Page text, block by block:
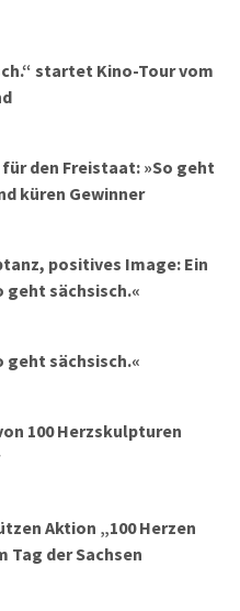
startet Kino-Tour vom
den Freistaat: »So geht
küren Gewinner
positives Image: Ein
geht sächsisch.«
geht sächsisch.«
100 Herzskulpturen
Aktion „100 Herzen
Tag der Sachsen